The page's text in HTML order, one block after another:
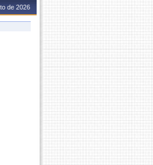
de 2026